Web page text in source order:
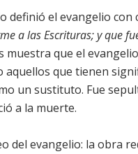
definió el evangelio con
a las Escrituras; y que
muestra que el
aquellos que tienen
un sustituto. Fue
a la muerte.
del evangelio: la obra